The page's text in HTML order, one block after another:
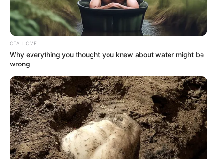
CTA LOVE
Why everything you thought you knew about water might be
wrong